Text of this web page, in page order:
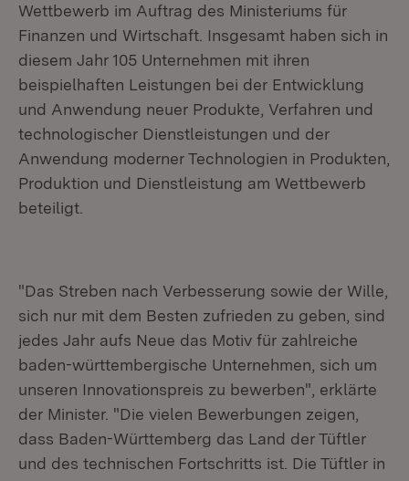
Wettbewerb im Auftrag des Ministeriums für
Finanzen und Wirtschaft. Insgesamt haben sich in
diesem Jahr 105 Unternehmen mit ihren
beispielhaften Leistungen bei der Entwicklung
und Anwendung neuer Produkte, Verfahren und
technologischer Dienstleistungen und der
Anwendung moderner Technologien in Produkten,
Produktion und Dienstleistung am Wettbewerb
beteiligt.
"Das Streben nach Verbesserung sowie der Wille,
sich nur mit dem Besten zufrieden zu geben, sind
jedes Jahr aufs Neue das Motiv für zahlreiche
baden-württembergische Unternehmen, sich um
unseren Innovationspreis zu bewerben", erklärte
der Minister. "Die vielen Bewerbungen zeigen,
dass Baden-Württemberg das Land der Tüftler
und des technischen Fortschritts ist. Die Tüftler in